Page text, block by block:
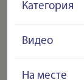
Категория
Видео
На месте